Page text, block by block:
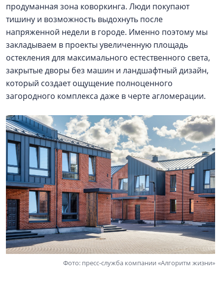
продуманная зона коворкинга. Люди покупают
тишину и возможность выдохнуть после
напряженной недели в городе. Именно поэтому мы
закладываем в проекты увеличенную площадь
остекления для максимального естественного света,
закрытые дворы без машин и ландшафтный дизайн,
который создает ощущение полноценного
загородного комплекса даже в черте агломерации.
Фото: пресс-служба компании «Алгоритм жизни»